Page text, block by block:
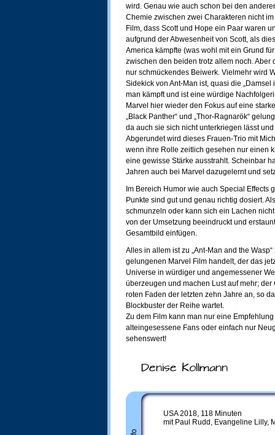
wird. Genau wie auch schon bei den
Chemie zwischen zwei Charakteren nicht
Film, dass Scott und Hope ein Paar waren
aufgrund der Abwesenheit von Scott, als
America kämpfte (was wohl mit ein Grund
zwischen den beiden trotz allem noch.
nur schmückendes Beiwerk. Vielmehr wird
Sidekick von Ant-Man ist, quasi die
man kämpft und ist eine würdige
Marvel hier wieder den Fokus auf eine
„Black Panther“ und „Thor-Ragnarök“
da auch sie sich nicht unterkriegen lässt
Abgerundet wird dieses Frauen-Trio mit
wenn ihre Rolle zeitlich gesehen nur einen
eine gewisse Stärke ausstrahlt. Scheinbar
Jahren auch bei Marvel dazugelernt und
Im Bereich Humor wie auch Special Effects
Punkte sind gut und genau richtig dosiert.
schmunzeln oder kann sich ein Lachen
von der Umsetzung beeindruckt und
Gesamtbild einfügen.
Alles in allem ist zu „Ant-Man and the
gelungenen Marvel Film handelt, der das
Universe in würdiger und angemessener
überzeugen und machen Lust auf mehr;
roten Faden der letzten zehn Jahre an, so
Blockbuster der Reihe wartet.
Zu dem Film kann man nur eine
alteingesessene Fans oder einfach nur
sehenswert!
Denise Kollmann
USA 2018, 118 Minuten
mit Paul Rudd, Evangeline Lilly,